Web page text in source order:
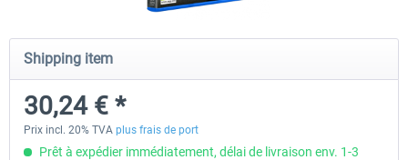
CityDriver
30,24 € *
CityDriver - Deluxe
Shipping item
30,24 € *
Prix incl. 20% TVA plus frais de port
Prêt à expédier immédiatement, délai de livraison env. 1-3